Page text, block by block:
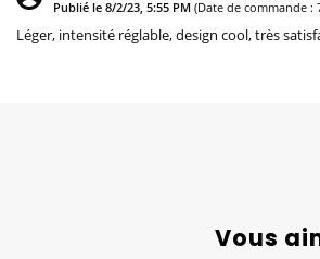
Publié le 8/2/23, 5:55 PM (Date de commande :
Léger, intensité réglable, design cool, très
Vous